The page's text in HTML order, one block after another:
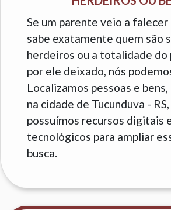
Se um parente veio a falecer
sabe exatamente quem são
herdeiros ou a totalidade
por ele deixado, nós
Localizamos pessoas e bens,
na cidade de Tucunduva -
possuímos recursos digitais
tecnológicos para ampliar
busca.